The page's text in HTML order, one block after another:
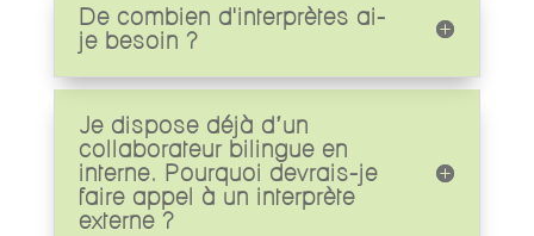
De combien d'interprètes ai-
je besoin ?
Je dispose déjà d’un
collaborateur bilingue en
interne. Pourquoi devrais-je
faire appel à un interprète
externe ?